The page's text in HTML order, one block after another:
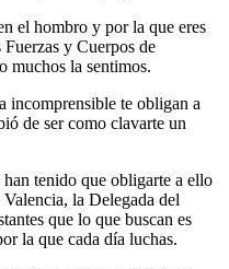
el hombro y por la que eres
y Cuerpos de
muchos la sentimos.
incomprensible te obligan a
de ser como clavarte un
tenido que obligarte a ello
la Delegada del
que lo que buscan es
la que cada día luchas.